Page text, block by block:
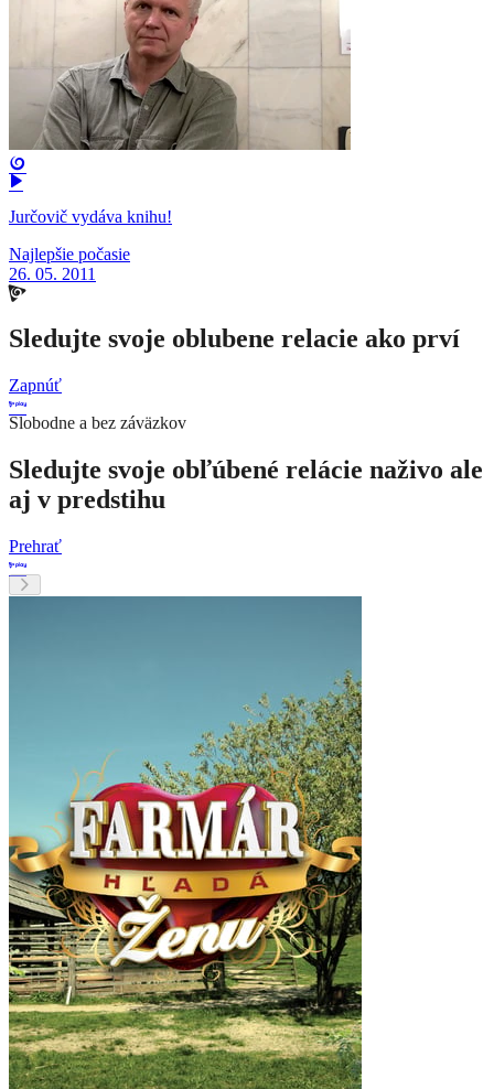
Jurčovič vydáva knihu!
Najlepšie počasie
26. 05. 2011
Sledujte svoje oblubene relacie ako prví
Zapnúť
Slobodne a bez záväzkov
Sledujte svoje obľúbené relácie naživo ale
aj v predstihu
Prehrať